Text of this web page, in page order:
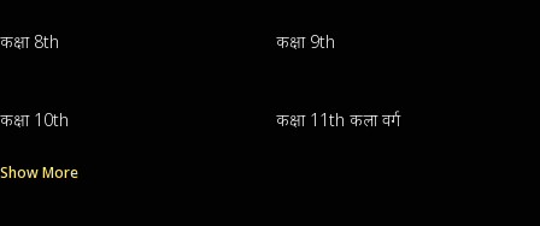
कक्षा 8th कक्षा 9th
कक्षा 10th कक्षा 11th कला वर्ग
Show More